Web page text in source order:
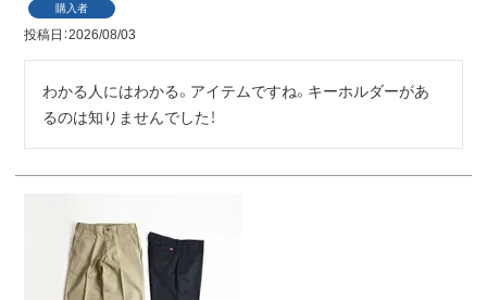
購入者
投稿日 2026/08/03
わかる人にはわかる。アイテムですね。キーホルダーがあ
るのは知りませんでした！